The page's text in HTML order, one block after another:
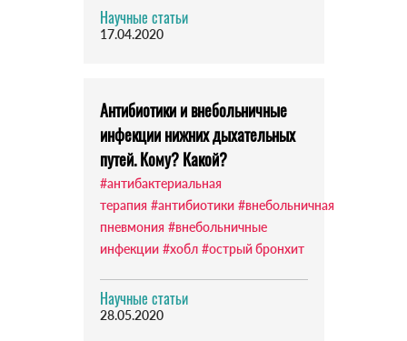
Научные статьи
17.04.2020
Антибиотики и внебольничные
инфекции нижних дыхательных
путей. Кому? Какой?
#антибактериальная
терапия #антибиотики #внебольничная
пневмония #внебольничные
инфекции #хобл #острый бронхит
Научные статьи
28.05.2020